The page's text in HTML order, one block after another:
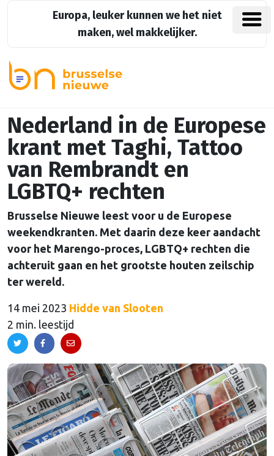
Europa, leuker kunnen we het niet
maken, wel makkelijker.
Nederland in de Europese
krant met Taghi, Tattoo
van Rembrandt en
LGBTQ+ rechten
Brusselse Nieuwe leest voor u de Europese
weekendkranten. Met daarin deze keer aandacht
voor het Marengo-proces, LGBTQ+ rechten die
achteruit gaan en het grootste houten zeilschip
ter wereld.
14 mei 2023 Hidde van Slooten
2 min. leestijd